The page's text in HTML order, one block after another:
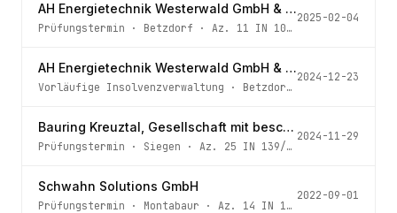
AH Energietechnik Westerwald GmbH & Co. KG
Prüfungstermin · Betzdorf · Az. 11 IN 107/24
2025-02-04
AH Energietechnik Westerwald GmbH & Co. KG
Vorläufige Insolvenzverwaltung · Betzdorf
2024-12-23
Bauring Kreuztal, Gesellschaft mit beschränkter Haftung
Prüfungstermin · Siegen · Az. 25 IN 139/24
2024-11-29
Schwahn Solutions GmbH
Prüfungstermin · Montabaur · Az. 14 IN 112/22
2022-09-01